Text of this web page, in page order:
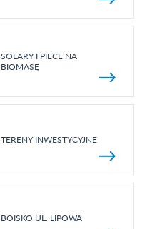
SOLARY I PIECE NA
BIOMASĘ
TERENY INWESTYCYJNE
BOISKO UL. LIPOWA